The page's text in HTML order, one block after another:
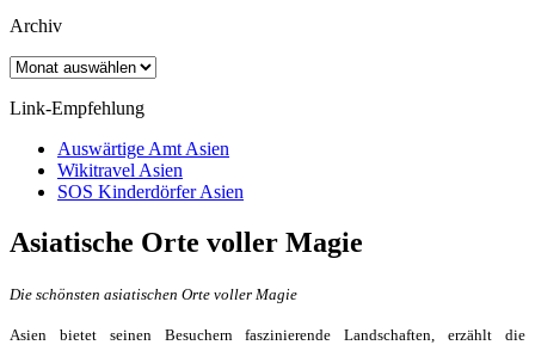
Archiv
Archiv
Link-Empfehlung
Auswärtige Amt Asien
Wikitravel Asien
SOS Kinderdörfer Asien
Asiatische Orte voller Magie
Die schönsten asiatischen Orte voller Magie
Asien bietet seinen Besuchern faszinierende Landschaften, erzählt die